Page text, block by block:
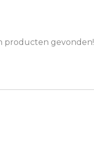
producten gevonden!